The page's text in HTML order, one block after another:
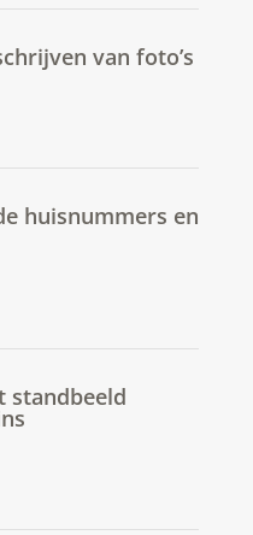
van foto’s
huisnummers en
standbeeld